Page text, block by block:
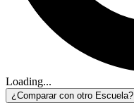
Loading...
¿Comparar con otro Escuela?